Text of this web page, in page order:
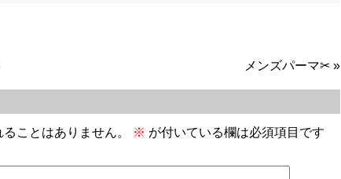
メンズパーマ✂ »
ことはありません。 ※ が付いている欄は必須項目です